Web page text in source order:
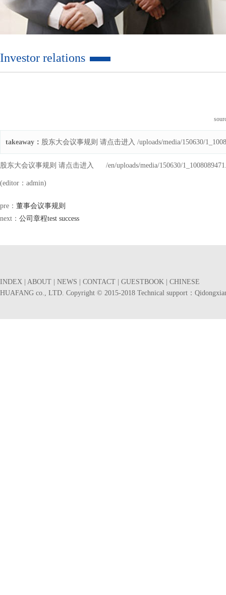
Investor relations
takeaway： 股东大会议事规则 请点击进入 /uploads/media/150630/
股东大会议事规则 请点击进入 /en/uploads/media/150630/
(editor：admin)
pre： 董事会议事规则
next： 公司章程test success
INDEX ABOUT NEWS CONTACT GUESTBOOK
CHINESE
HUAFANG co., LTD. Copyright © 2015-2018 Technical support：